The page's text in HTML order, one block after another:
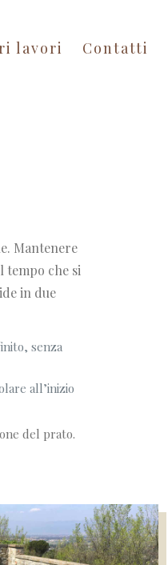
lavori Contatti
Mantenere
tempo che si
in due
senza
all’inizio
del prato.